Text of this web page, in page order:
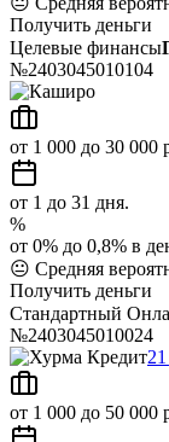
Получить деньги
Целевые финансы
№2403045010104
от 1 000 до 30 000
от 1 до 31 дня.
%
от 0% до 0,8% в
😐 Средняя
Получить деньги
Стандартный
№2403045010024
от 1 000 до 50 000